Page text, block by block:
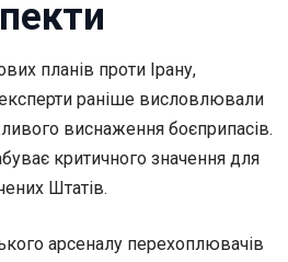
планів проти Ірану,
раніше висловлювали
виснаження боєприпасів.
критичного значення для
Штатів.
арсеналу перехоплювачів